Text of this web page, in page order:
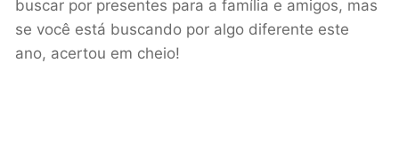
buscar por presentes para a família e amigos, mas
se você está buscando por algo diferente este
ano, acertou em cheio!